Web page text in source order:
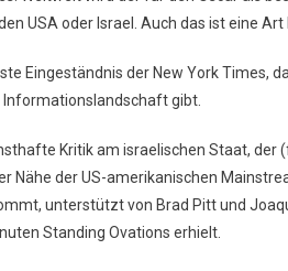
USA oder Israel. Auch das ist eine Art
Eingeständnis der New York Times,
gibt.
Kritik am israelischen Staat,
Nähe der US-amerikanischen
unterstützt von Brad Pitt und
Standing Ovations erhielt.